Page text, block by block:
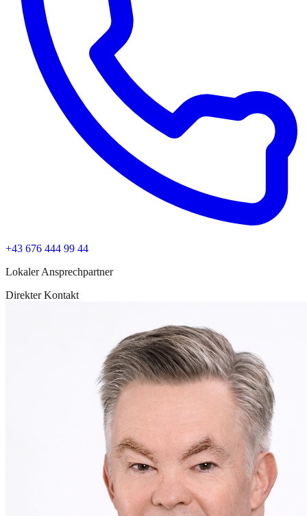
+43 676 444 99 44
Lokaler Ansprechpartner
Direkter Kontakt